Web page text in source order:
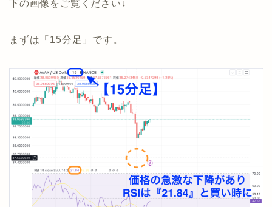
下の画像をご覧ください↓
まずは「15分足」です。